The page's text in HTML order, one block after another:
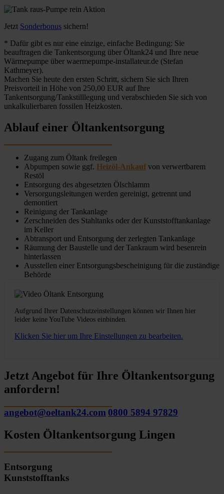
Jetzt Sonderbonus sichern!
* Dafür gibt es nur eine einzige, einfache Bedingung: Sie
beauftragen die Tankentsorgung über Öltank24 und Ihre neue
Wärmepumpe über waermepumpe-installateur.de (Stefan
Kathmeyer).
Machen Sie heute den ersten Schritt, sichern Sie sich Ihren
Preisvorteil in Höhe von 250,00 EUR auf Ihre
Tankentsorgung/Tankstilllegung und verabschieden Sie sich von
unkalkulierbaren fossilen Heizkosten.
Ablauf einer Öltankentsorgung
Zugang zum Öltank freilegen
Abpumpen sowie ggf. Heizöl-Ankauf von verwertbarem
Restöl
Entsorgung des abgesetzten Ölschlamm
Versorgungsleitungen werden gereinigt, getrennt und
demontiert
Reinigung der Tankanlage
Zerschneiden des Stahltanks oder der Kunststofftankanlage
im Keller
Abtransport und Entsorgung der zerlegten Tankanlage
Räumung der Baustelle und der Tankraum wird besenrein
hinterlassen
Ausstellen einer Entsorgungsbescheinigung für die zuständige
Behörde
Aufgrund Ihrer Datenschutzeinstellungen können wir Ihnen hier
leider keine YouTube Videos einbinden.
Klicken Sie hier um Ihre Einstellungen zu bearbeiten.
Jetzt Angebot für Ihre Öltankentsorgung
anfordern!
angebot@oeltank24.com 0800 5894 97829
Kosten Öltankentsorgung Lingen
Entsorgung
Kunststofftanks